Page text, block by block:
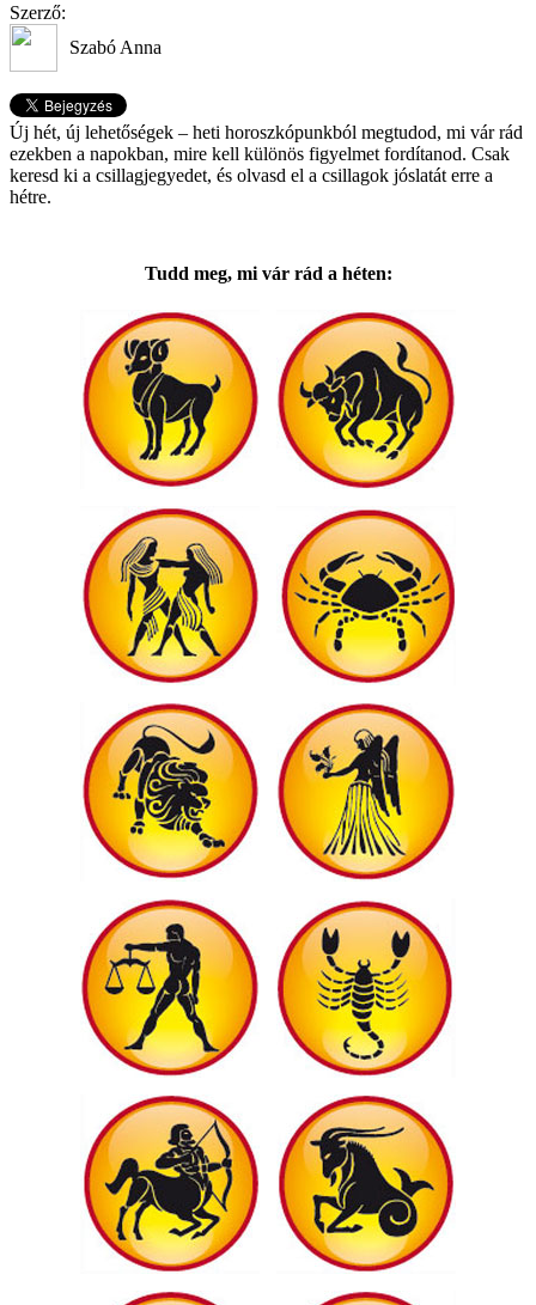
Szerző:
Szabó Anna
Új hét, új lehetőségek – heti horoszkópunkból megtudod, mi vár rád
ezekben a napokban, mire kell különös figyelmet fordítanod. Csak
keresd ki a csillagjegyedet, és olvasd el a csillagok jóslatát erre a
hétre.
Tudd meg, mi vár rád a héten: